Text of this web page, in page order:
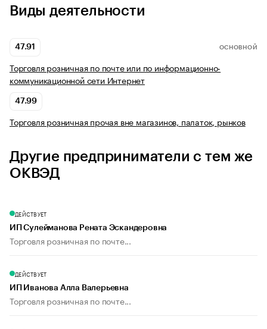
Виды деятельности
47.91 ОСНОВНОЙ
Торговля розничная по почте или по информационно-
коммуникационной сети Интернет
47.99
Торговля розничная прочая вне магазинов, палаток, рынков
Другие предприниматели с тем же
ОКВЭД
ДЕЙСТВУЕТ
ИП Сулейманова Рената Эскандеровна
Торговля розничная по почте...
ДЕЙСТВУЕТ
ИП Иванова Алла Валерьевна
Торговля розничная по почте...